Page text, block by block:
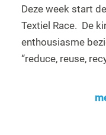
Deze week start
Textiel Race. De
enthousiasme
“reduce, reuse,